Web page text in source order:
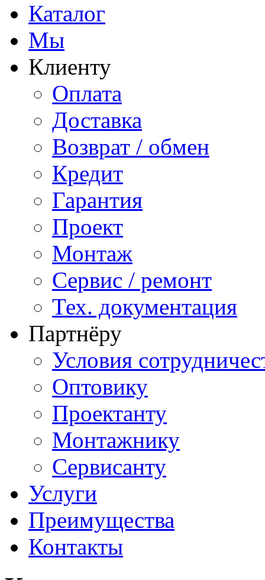
Каталог
Мы
Клиенту
Оплата
Доставка
Возврат / обмен
Кредит
Гарантия
Проект
Монтаж
Сервис / ремонт
Тех. документация
Партнёру
Условия
Оптовику
Проектанту
Монтажнику
Сервисанту
Услуги
Преимущества
Контакты